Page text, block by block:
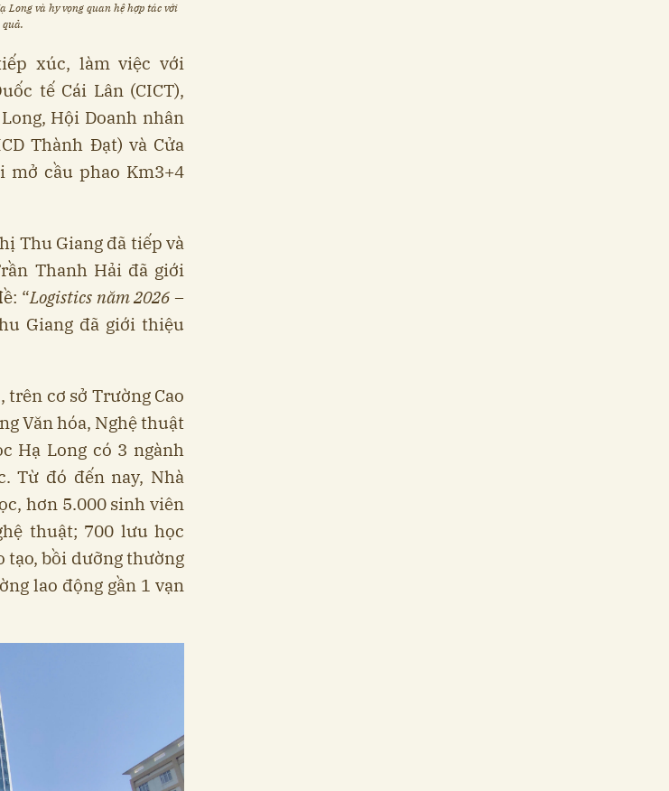
và hy vọng quan hệ hợp tác với
xúc, làm việc với
tế Cái Lân (CICT),
Hội Doanh nhân
Thành Đạt) và Cửa
mở cầu phao Km3+4
Thu Giang đã tiếp và
Thanh Hải đã giới
“Logistics năm 2026 –
Giang đã giới thiệu
trên cơ sở Trường Cao
Văn hóa, Nghệ thuật
Hạ Long có 3 ngành
Từ đó đến nay, Nhà
hơn 5.000 sinh viên
thuật; 700 lưu học
tạo, bồi dưỡng thường
lao động gần 1 vạn